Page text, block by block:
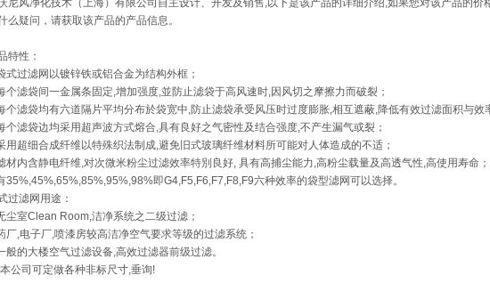
尼风净化技术（上海）有限公司自主设计、开发及销售,以下是该产品的详细介绍,如果您对该产品的价
么疑问，请获取该产品的产品信息。
特性：
式过滤网以镀锌铁或铝合金为结构外框；
个滤袋间一金属条固定,增加强度,並防止滤袋于高风速时,因风切之摩擦力而破裂；
个滤袋均有六道隔片平均分布於袋宽中,防止滤袋承受风压时过度膨胀,相互遮蔽,降低有效过滤面积与效
个滤袋边均采用超声波方式熔合,具有良好之气密性及结合强度,不产生漏气或裂；
用超细合成纤维以特殊织法制成,避免旧式玻璃纤维材料所可能对人体造成的不适；
材内含静电纤维,对次微米粉尘过滤效率特別良好, 具有高捕尘能力,高粉尘载量及高透气性,高使用寿命；
35%,45%,65%,85%,95%,98%即G4,F5,F6,F7,F8,F9六种效率的袋型滤网可以选择。
过滤网用途：
尘室Clean Room,洁净系统之二级过滤；
厂,电子厂,喷漆房较高洁净空气要求等级的过滤系统；
般的大楼空气过滤设备,高效过滤器前级过滤。
公司可定做各种非标尺寸,垂询!